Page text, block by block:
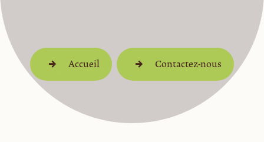
Accueil Contactez-nous